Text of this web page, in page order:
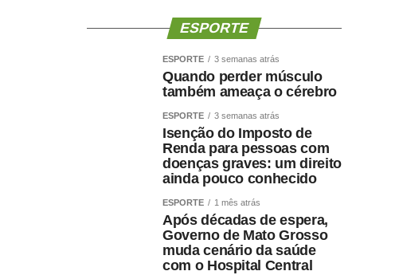
ESPORTE
ESPORTE 3 semanas atrás
Quando perder músculo
também ameaça o cérebro
ESPORTE 3 semanas atrás
Isenção do Imposto de
Renda para pessoas com
doenças graves: um direito
ainda pouco conhecido
ESPORTE 1 mês atrás
Após décadas de espera,
Governo de Mato Grosso
muda cenário da saúde
com o Hospital Central